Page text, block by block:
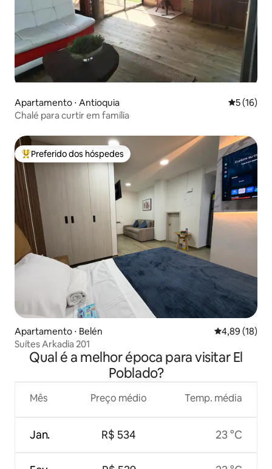
Apartamento ⋅ Antioquia 5 de uma
5 (16)
Chalé para curtir em família
Entre os melhores preferidos dos hóspedes
Preferido dos hóspedes
Apartamento ⋅ Belén 4,89 de uma
4,89 (18)
Suítes Arkadia 201
Qual é a melhor época para visitar El
Poblado?
Mês
Jan.
Preço médio
R$ 534
Temp. média
23 °C